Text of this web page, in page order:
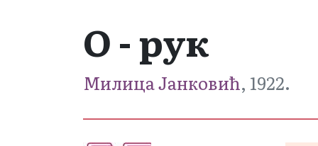
О - рук
Милица Јанковић, 1922.